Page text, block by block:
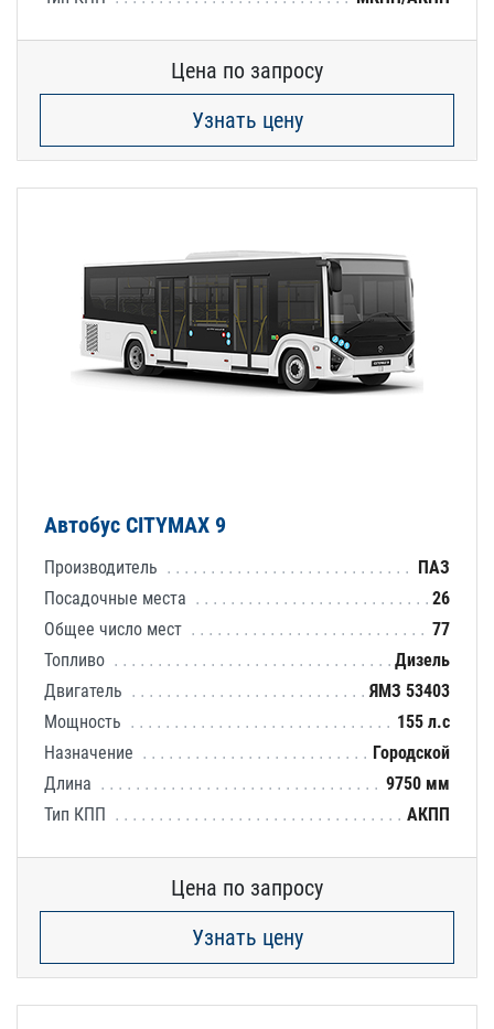
Цена по запросу
Узнать цену
Автобус CITYMAX 9
Производитель
ПАЗ
Посадочные места
26
Общее число мест
77
Топливо
Дизель
Двигатель
ЯМЗ 53403
Мощность
155 л.с
Назначение
Городской
Длина
9750 мм
Тип КПП
АКПП
Цена по запросу
Узнать цену